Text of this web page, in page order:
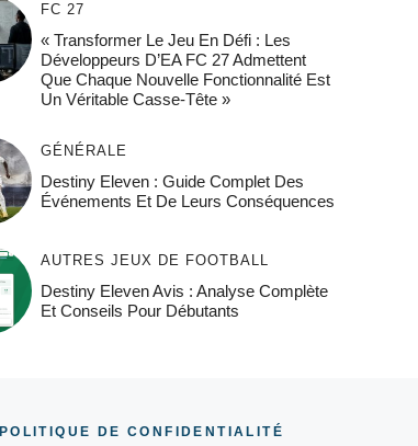
FC 27
« Transformer Le Jeu En Défi : Les
Développeurs D’EA FC 27 Admettent
Que Chaque Nouvelle Fonctionnalité Est
Un Véritable Casse-Tête »
GÉNÉRALE
Destiny Eleven : Guide Complet Des
Événements Et De Leurs Conséquences
AUTRES JEUX DE FOOTBALL
Destiny Eleven Avis : Analyse Complète
Et Conseils Pour Débutants
POLITIQUE DE CONFIDENTIALITÉ